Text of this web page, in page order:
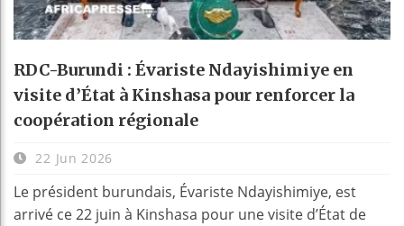
RDC-Burundi : Évariste Ndayishimiye en
visite d’État à Kinshasa pour renforcer la
coopération régionale
22 Jun 2026
Le président burundais, Évariste Ndayishimiye, est
arrivé ce 22 juin à Kinshasa pour une visite d’État de